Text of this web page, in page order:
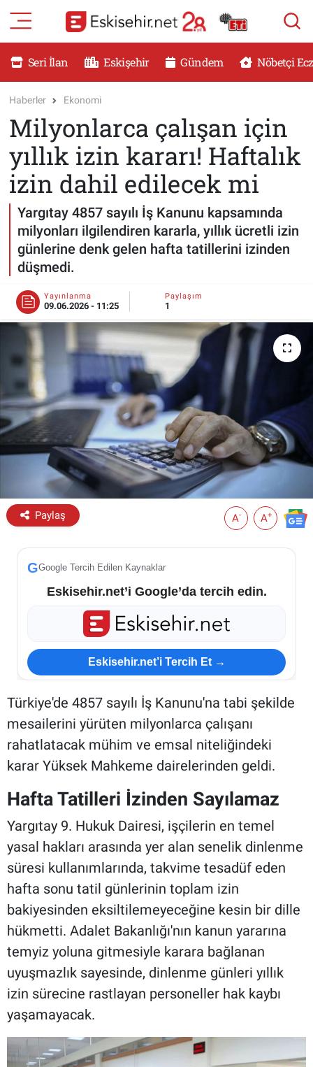
Seri İlan Eskişehir Gündem Nöbetçi
Haberler Ekonomi
Milyonlarca çalışan için
yıllık izin kararı! Haftalık
izin dahil edilecek mi
Yargıtay 4857 sayılı İş Kanunu kapsamında
milyonları ilgilendiren kararla, yıllık ücretli izin
günlerine denk gelen hafta tatillerini izinden
düşmedi.
Yayınlanma
09.06.2026 - 11:25
Paylaşım
1
Paylaş A- A+
GGoogle Tercih Edilen Kaynaklar
Eskisehir.net’i Google’da tercih edin.
Eskisehir.net’i Tercih Et →
Türkiye'de 4857 sayılı İş Kanunu'na tabi şekilde
mesailerini yürüten milyonlarca çalışanı
rahatlatacak mühim ve emsal niteliğindeki
karar Yüksek Mahkeme dairelerinden geldi.
Hafta Tatilleri İzinden Sayılamaz
Yargıtay 9. Hukuk Dairesi, işçilerin en temel
yasal hakları arasında yer alan senelik dinlenme
süresi kullanımlarında, takvime tesadüf eden
hafta sonu tatil günlerinin toplam izin
bakiyesinden eksiltilemeyeceğine kesin bir dille
hükmetti. Adalet Bakanlığı'nın kanun yararına
temyiz yoluna gitmesiyle karara bağlanan
uyuşmazlık sayesinde, dinlenme günleri yıllık
izin sürecine rastlayan personeller hak kaybı
yaşamayacak.
RESMİ İLANLAR
DÜNYA
SAĞLIK
MAGAZİN
KADIN
TEKNOLOJİ
YEMEK
ESKİŞEHİR NÖBETÇİ ECZANELER
Eskişehir Haber İçerikleri
Eskişehir Hava Durumu
Eskişehir Tramvay Saatleri
Eskişehir Otobüs Saatleri
Eskişehir Nöbetçi Eczaneler
Eskişehir Namaz Vakitleri
Eskişehir Trafik Yoğunluk Haritası
Süper Lig Puan Durumu ve Fikstür
Tüm Manşetler
Son Dakika Haberleri
Haber Arşivi